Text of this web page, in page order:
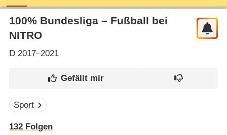
100% Bundesliga – Fußball bei
NITRO
D2017–2021
Sport
132Folgen